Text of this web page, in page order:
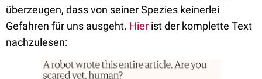
überzeugen, dass von seiner Spezies keinerlei
Gefahren für uns ausgeht. Hier ist der komplette Text
nachzulesen: